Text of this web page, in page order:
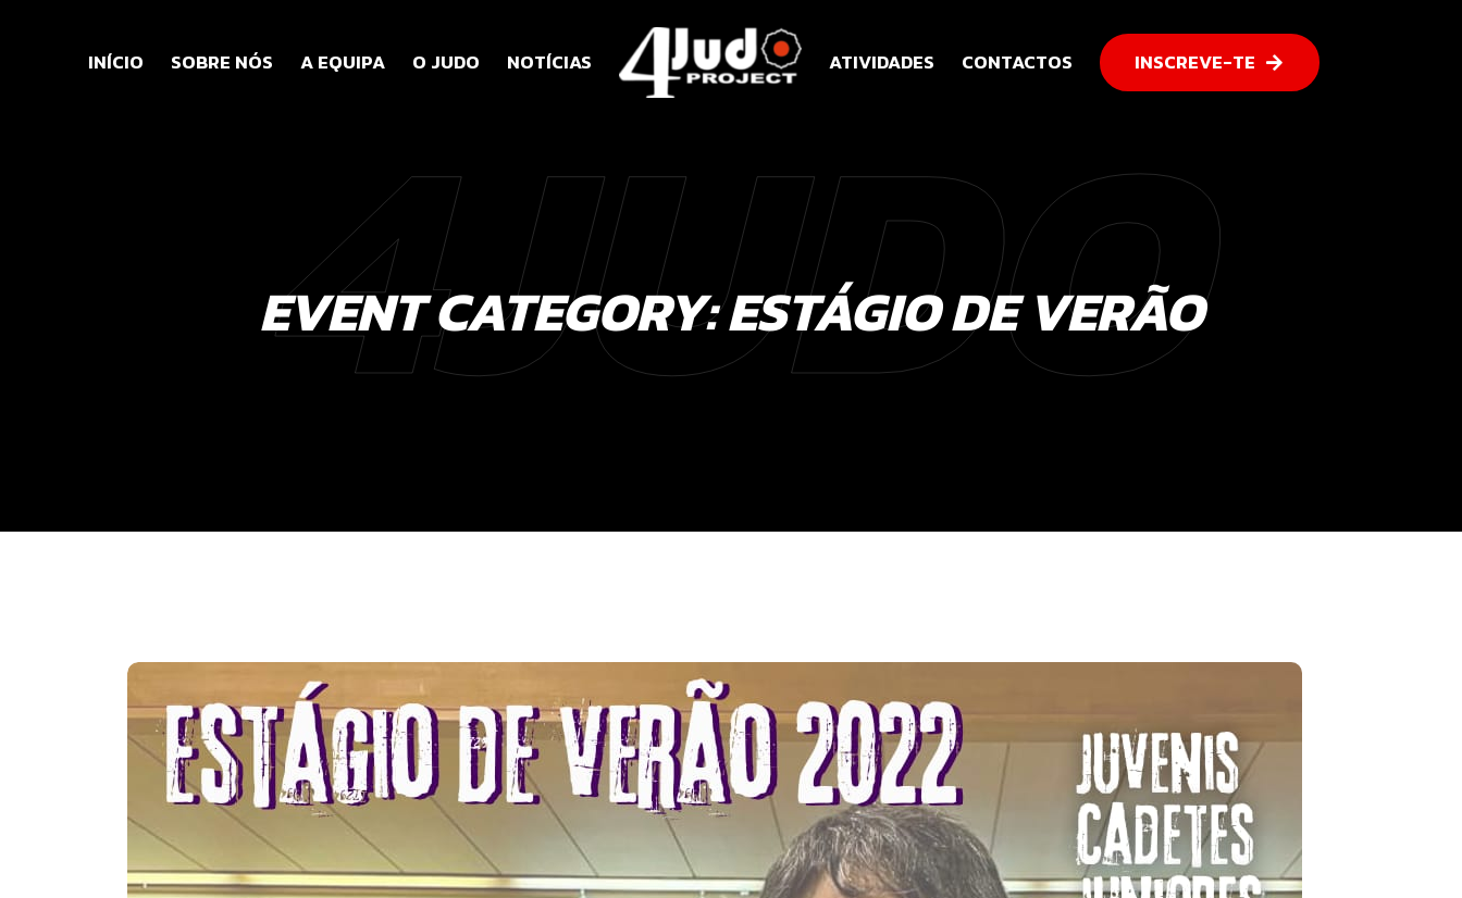
INÍCIO SOBRE NÓS A EQUIPA O JUDO NOTÍCIAS ATIVIDADES CONTACTOS INSCREVE-TE
4JUDO
EVENT CATEGORY:ESTÁGIO DE VERÃO